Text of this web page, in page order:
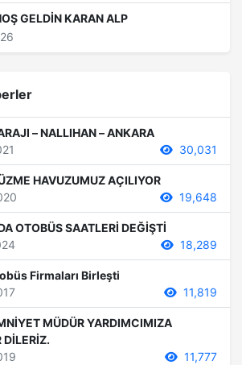
GELDİN KARAN ALP
– NALLIHAN – ANKARA
30,031
HAVUZUMUZ AÇILIYOR
19,648
OTOBÜS SAATLERİ DEĞİŞTİ
18,289
Firmaları Birleşti
11,819
MÜDÜR YARDIMCIMIZA
DİLERİZ.
11,777